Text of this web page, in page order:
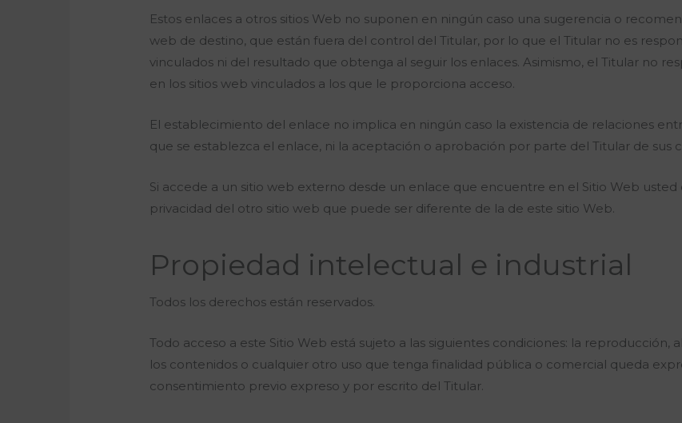
Estos enlaces a otros sitios Web no suponen en ningún caso una sugerencia o
web de destino, que están fuera del control del Titular, por lo que el Titular no es
vinculados ni del resultado que obtenga al seguir los enlaces. Asimismo, el Titular no
en los sitios web vinculados a los que le proporciona acceso.
El establecimiento del enlace no implica en ningún caso la existencia de relaciones
que se establezca el enlace, ni la aceptación o aprobación por parte del Titular de sus
Si accede a un sitio web externo desde un enlace que encuentre en el Sitio Web
privacidad del otro sitio web que puede ser diferente de la de este sitio Web.
Propiedad intelectual e industrial
Todos los derechos están reservados.
Todo acceso a este Sitio Web está sujeto a las siguientes condiciones: la
los contenidos o cualquier otro uso que tenga finalidad pública o comercial queda
consentimiento previo expreso y por escrito del Titular.